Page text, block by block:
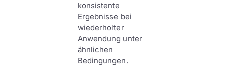
konsistente
Ergebnisse bei
wiederholter
Anwendung unter
ähnlichen
Bedingungen.